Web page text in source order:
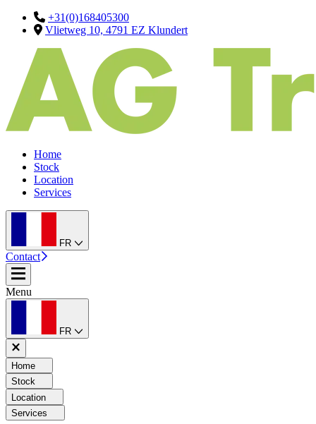
+31(0)168405300
Vlietweg 10, 4791 EZ Klundert
Home
Stock
Location
Services
FR
Contact
Menu
FR
Home
Stock
Location
Services